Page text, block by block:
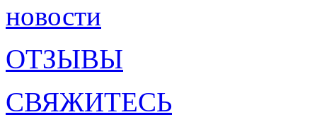
новости
ОТЗЫВЫ
СВЯЖИТЕСЬ